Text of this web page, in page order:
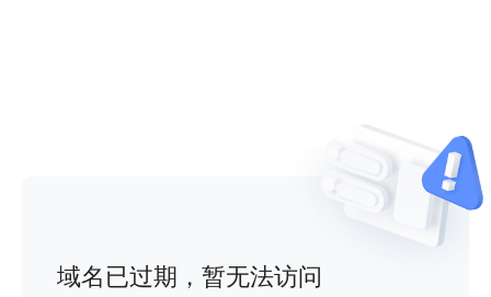
域名已过期，暂无法访问